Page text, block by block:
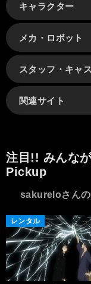
キャラクター
メカ・ロボット
スタッフ・キャ
関連サイト
注目!! みんな
Pickup
sakureloさん
レンタル